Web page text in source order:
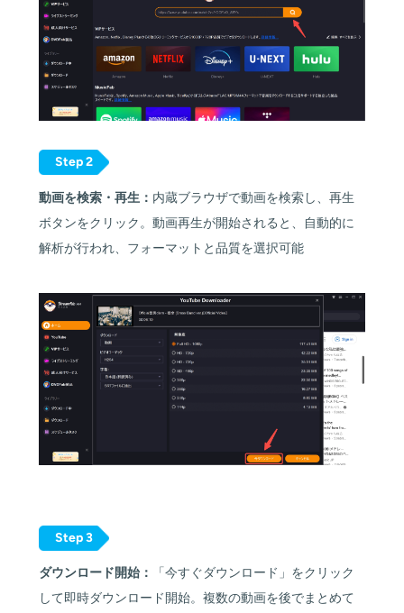
Step 2
動画を検索・再生： 内蔵ブラウザで動画を検索し、再生
ボタンをクリック。動画再生が開始されると、自動的に
解析が行われ、フォーマットと品質を選択可能
Step 3
ダウンロード開始：
「今すぐダウンロード」をクリック
して即時ダウンロード開始。複数の動画を後でまとめて